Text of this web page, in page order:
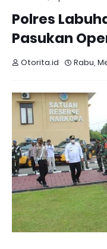
Polres
Pasukan
Otorita.id Rabu,